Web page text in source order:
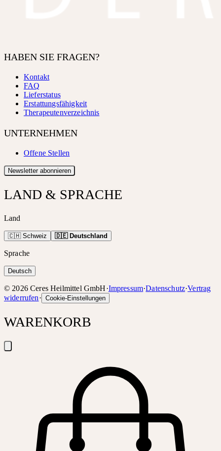
HABEN SIE FRAGEN?
Kontakt
FAQ
Lieferstatus
Erstattungsfähigkeit
Therapeutenverzeichnis
UNTERNEHMEN
Offene Stellen
Newsletter abonnieren
LAND & SPRACHE
Land
🇨🇭 Schweiz 🇩🇪 Deutschland
Sprache
Deutsch
© 2026 Ceres Heilmittel GmbH·Impressum·Datenschutz·Vertrag
widerrufen· Cookie-Einstellungen
WARENKORB